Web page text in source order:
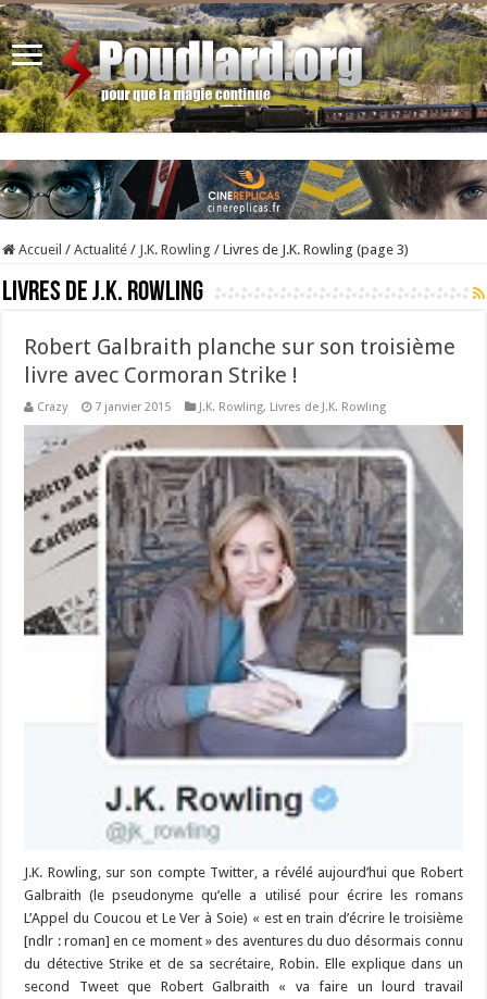
Accueil / Actualité / J.K. Rowling / Livres de J.K. Rowling (page 3)
Livres de J.K. Rowling
Robert Galbraith planche sur son troisième
livre avec Cormoran Strike !
Crazy 7 janvier 2015 J.K. Rowling, Livres de J.K. Rowling
J.K. Rowling, sur son compte Twitter, a révélé aujourd’hui que Robert
Galbraith (le pseudonyme qu’elle a utilisé pour écrire les romans
L’Appel du Coucou et Le Ver à Soie) « est en train d’écrire le troisième
[ndlr : roman] en ce moment » des aventures du duo désormais connu
du détective Strike et de sa secrétaire, Robin. Elle explique dans un
second Tweet que Robert Galbraith « va faire un lourd travail